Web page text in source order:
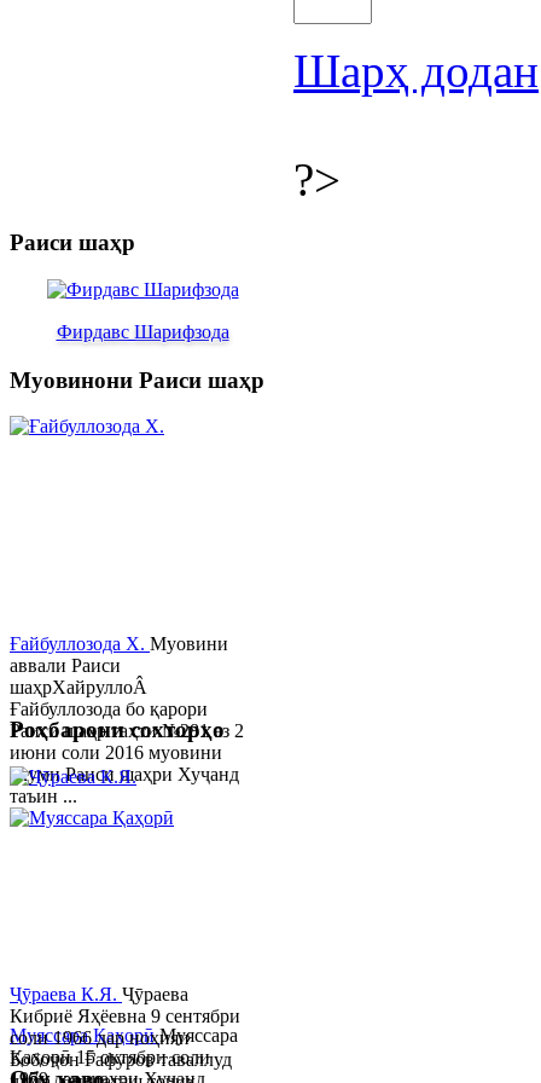
Шарҳ додан
?>
Раиси шаҳр
Фирдавс Шарифзода
Муовинони Раиси шаҳр
Ғайбуллозода Х. Муовини
аввали Раиси
шаҳрХайруллоÂ
Ғайбуллозода бо қарори
Раиси шаҳр таҳти №281 аз 2
июни соли 2016 муовини
якуми Раиси шаҳри Хуҷанд
таъин ...
Муяссара ҚаҳорӣМуяссара
Қаҳорӣ 15 октябри соли
Роҳбарони сохторҳо
Ҷӯраева К.Я. Ҷӯраева
Кибриё Яҳёевна 9 сентябри
соли 1966 дар ноҳияи
Бобоҷон Ғафуров таваллуд